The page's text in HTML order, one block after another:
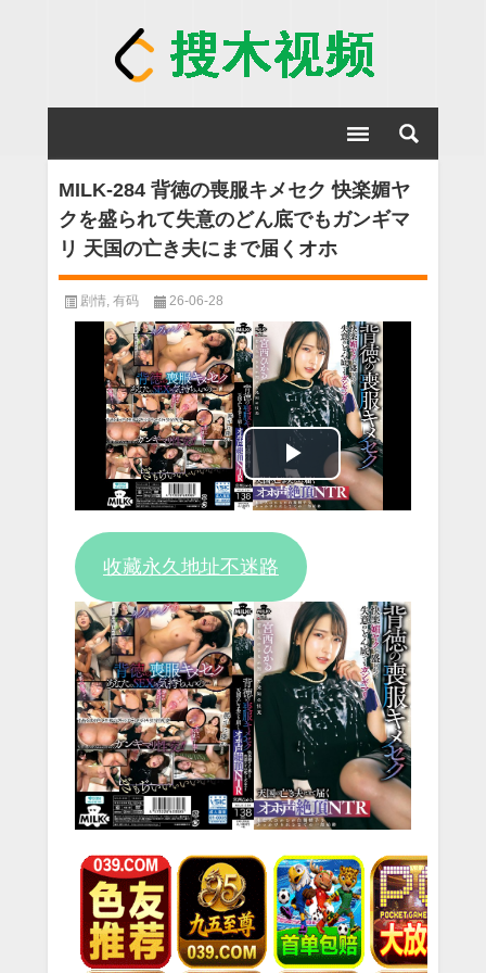
MILK-284 背徳の喪服キメセク 快楽媚ヤ
クを盛られて失意のどん底でもガンギマ
リ 天国の亡き夫にまで届くオホ
剧情, 有码 26-06-28
Play
收藏永久地址不迷路